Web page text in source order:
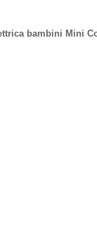
bambini Mini